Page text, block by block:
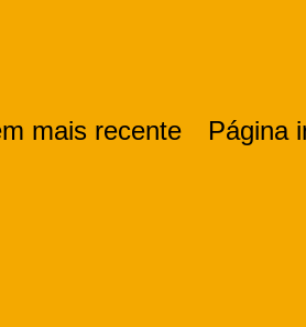
mais recente Página